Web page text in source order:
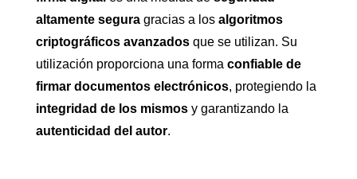
altamente seguragracias a los algoritmos
criptográficos avanzadosque se utilizan. Su
utilización proporciona una forma confiable de
firmar documentos electrónicos, protegiendo la
integridad de los mismosy garantizando la
autenticidad del autor.